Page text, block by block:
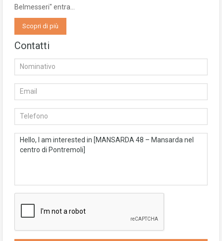
Belmesseri" entra…
Scopri di più
Contatti